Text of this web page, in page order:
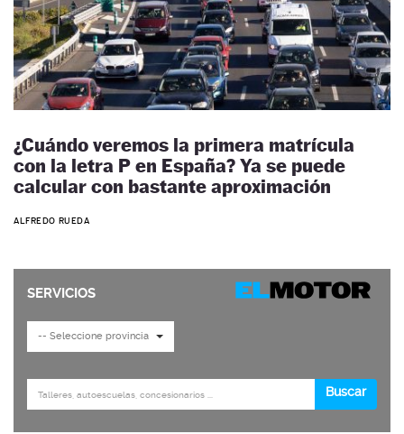
¿Cuándo veremos la primera matrícula
con la letra P en España? Ya se puede
calcular con bastante aproximación
ALFREDO RUEDA